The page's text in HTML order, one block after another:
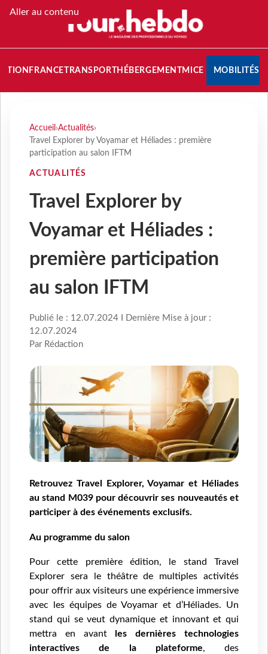
Aller au contenu
FRANCETRANSPORT HÉBERGEMENTMICE MOBILITÉS
Accueil ›Actualités›
Travel Explorer by Voyamar et Héliades : première
participation au salon IFTM
ACTUALITÉS
Travel Explorer by
Voyamar et Héliades :
première participation
au salon IFTM
Publié le : 12.07.2024 I Dernière Mise à jour :
12.07.2024
Par Rédaction
Retrouvez Travel Explorer, Voyamar et Héliades
au stand M039 pour découvrir ses nouveautés et
participer à des événements exclusifs.
Au programme du salon
Pour cette première édition, le stand Travel
Explorer sera le théâtre de multiples activités
pour offrir aux visiteurs une expérience immersive
avec les équipes de Voyamar et d’Héliades. Un
stand qui se veut dynamique et innovant et qui
mettra en avantles dernières technologies
interactives de la plateforme, des